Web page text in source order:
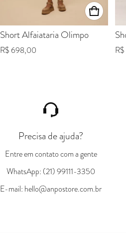
Short Alfaiataria Olimpo
Preço normal
R$ 698,00
Precisa de ajuda?
Entre em contato com a gente
WhatsApp: (21) 99111-3350
E-mail: hello@anpostore.com.br